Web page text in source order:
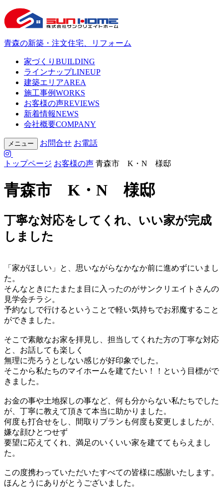
青森の新築・注文住宅、リフォーム
家づくり BUILDING
ラインナップLINEUP
建築エリアAREA
施工事例WORKS
お客様の声REVIEWS
新着情報NEWS
会社概要COMPANY
メニュー お問合せ お電話
トップページ お客様の声 青森市 K・N 様邸
青森市 K・N 様邸
丁寧な対応をしてくれ、いい家が完成
しました
「家がほしい」と、思いながらなかなか前に進めずにいまし
た。
そんなときにたまたま目に入ったのがサンクリエイトさんの
見学会チラシ。
予約なしで行けるということで軽い気持ちでお邪魔すること
ができました。
そこで素敵なお家を拝見し、担当してくれた方の丁寧な対応
と、お話しても楽しく
無理に売ろうとしない感じが好印象でした。
そこから私たちのマイホームを建てたい！！という目標がで
きました。
お金の事や土地探しの事など、何も分からない私たちでした
が、丁寧に教えて頂きて本当に助かりました。
何度も打合せをし、間取りプランも何度も変更しましたが、
嫌な顔ひとつせず
要望に応えてくれ、満足のいくいい家を建ててもらえまし
た。
この度携わっていただいたすべての皆様に感謝いたします。
ほんとうにありがとうございました。